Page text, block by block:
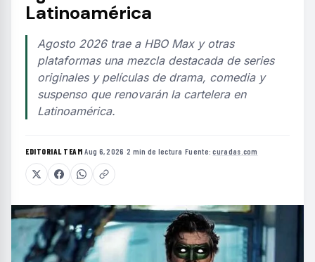
Latinoamérica
Agosto 2026 trae a HBO Max y otras
plataformas una mezcla destacada de series
originales y películas de drama, comedia y
suspenso que renovarán la cartelera en
Latinoamérica.
EDITORIAL TEAM·Aug 6, 2026 ·2 min de lectura ·Fuente:curadas.com